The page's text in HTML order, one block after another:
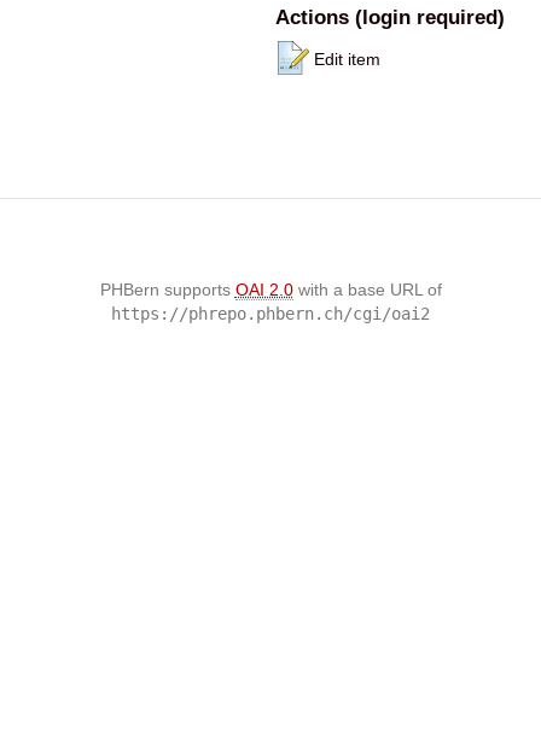
Actions (login required)
Edit item
PHBern supports OAI 2.0with a base URL of
https://phrepo.phbern.ch/cgi/oai2